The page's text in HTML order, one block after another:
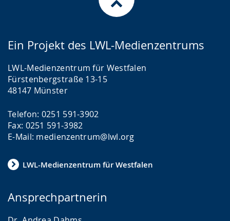
Ein Projekt des LWL-Medienzentrums
LWL-Medienzentrum für Westfalen
Fürstenbergstraße 13-15
48147 Münster
Telefon: 0251 591-3902
Fax: 0251 591-3982
E-Mail: medienzentrum@lwl.org
LWL-Medienzentrum für Westfalen
Ansprechpartnerin